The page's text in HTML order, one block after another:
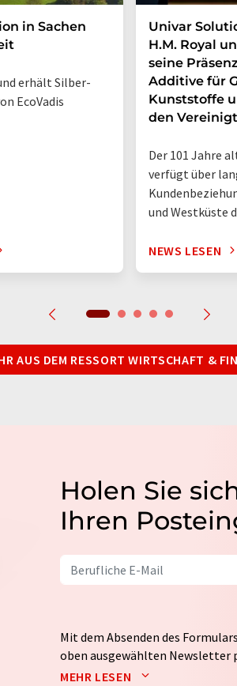
in Sachen
erhält Silber-
EcoVadis
Univar
H.M. Royal
seine
Additive für
Kunststoffe
den
Der 101 Jahre
verfügt über
und Westküste
NEWS LESEN
AUS DEM RESSORT WIRTSCHAFT &
Holen Sie
Ihren
Mit dem Absenden des
oben ausgewählten Newsletter
weitergegeben. Die
MEHR LESEN